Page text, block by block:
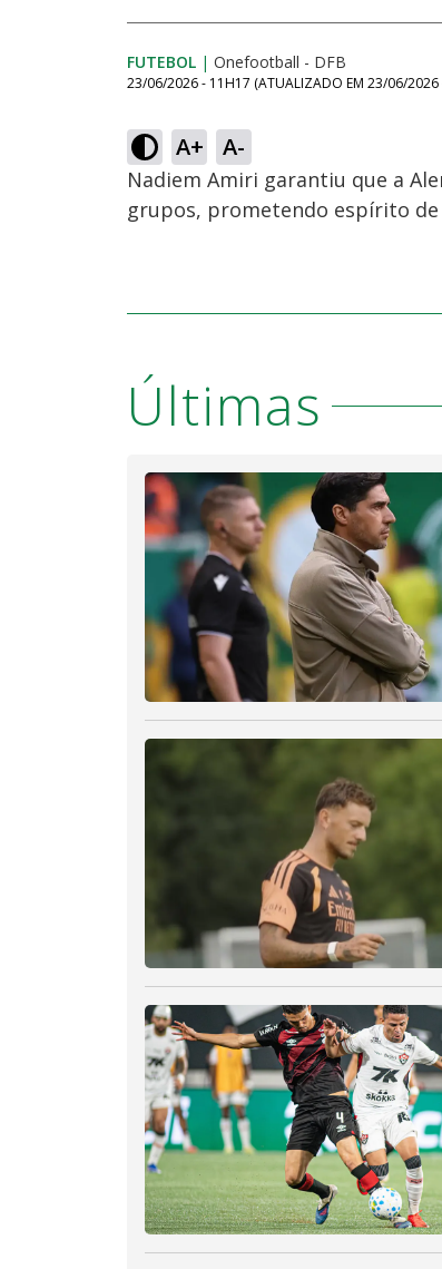
FUTEBOL | Onefootball - DFB
23/06/2026 - 11H17 (ATUALIZADO EM 23/06/2026
A+ A-
Nadiem Amiri garantiu que a
grupos, prometendo espírito
Últimas